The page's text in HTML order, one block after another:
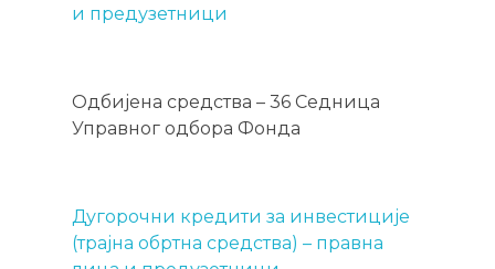
и предузетници
Одбијена средства – 36 Седница
Управног одбора Фонда
Дугорочни кредити за инвестиције
(трајна обртна средства) – правна